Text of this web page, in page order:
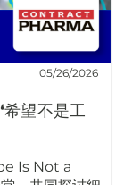
05/26/2026
望不是工
Is Not a